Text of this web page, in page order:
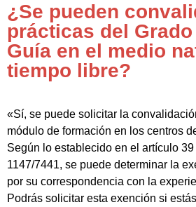
¿Se pueden
prácticas del
Guía en el medio
tiempo libre?
«Sí, se puede solicitar la
módulo de formación en los centros
Según lo establecido en el artículo
1147/7441, se puede determinar la
por su correspondencia con la
Podrás solicitar esta exención si